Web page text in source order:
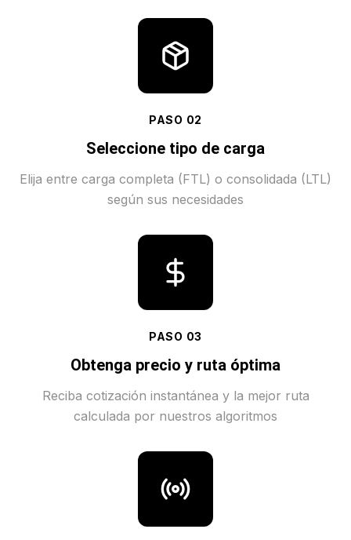
PASO 02
Seleccione tipo de carga
Elija entre carga completa (FTL) o consolidada (LTL)
según sus necesidades
PASO 03
Obtenga precio y ruta óptima
Reciba cotización instantánea y la mejor ruta
calculada por nuestros algoritmos